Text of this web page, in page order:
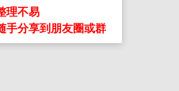
理不易
手分享到朋友圈或群